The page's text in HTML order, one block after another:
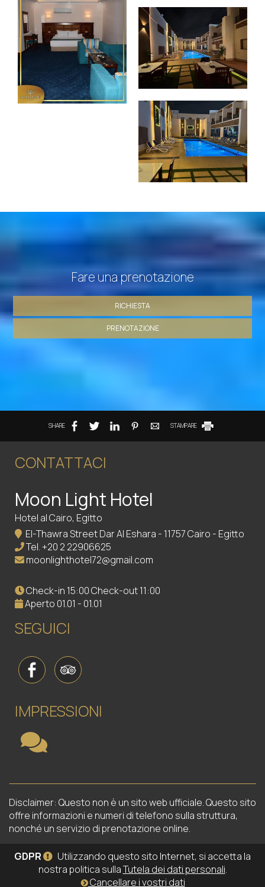
Fare una prenotazione
RICHIESTA
PRENOTAZIONE
SHARE STAMPARE
CONTATTACI
Moon Light Hotel
Hotel al Cairo, Egitto
El-Thawra Street Dar Al Eshara - 11757 Cairo - Egitto
Tel.+20 2 22906625
moonlighthotel72@gmail.com
Check-in 15:00 Check-out 11:00
Aperto 01.01 - 01.01
SEGUICI
IMPRESSIONI
Disclaimer: Questo non è un sito web ufficiale. Questo sito
offre informazioni e numeri di telefono sulla struttura,
nonché un servizio di prenotazione online.
GDPR
Utilizzando questo sito Internet, si accetta la
nostra politica sullaTutela dei dati personali.
Cancellare i vostri dati